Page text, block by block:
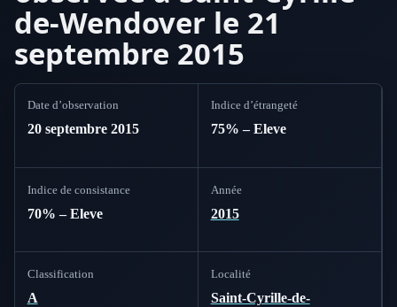
de-Wendover le 21
septembre 2015
Date d’observation
20 septembre 2015
Indice d’étrangeté
75% – Eleve
Indice de consistance
70% – Eleve
Année
2015
Classification
A
Localité
Saint-Cyrille-de-